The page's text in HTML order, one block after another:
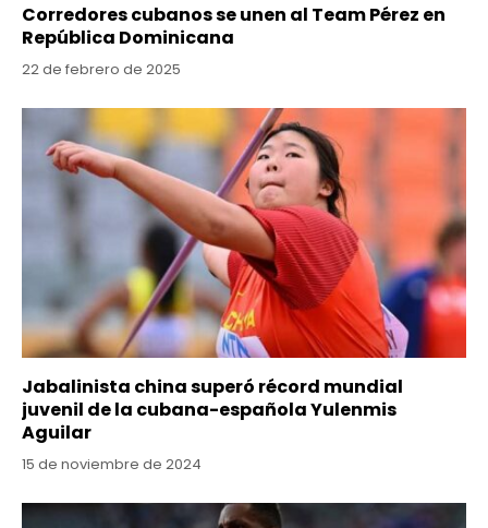
Corredores cubanos se unen al Team Pérez en
República Dominicana
22 de febrero de 2025
Jabalinista china superó récord mundial
juvenil de la cubana-española Yulenmis
Aguilar
15 de noviembre de 2024